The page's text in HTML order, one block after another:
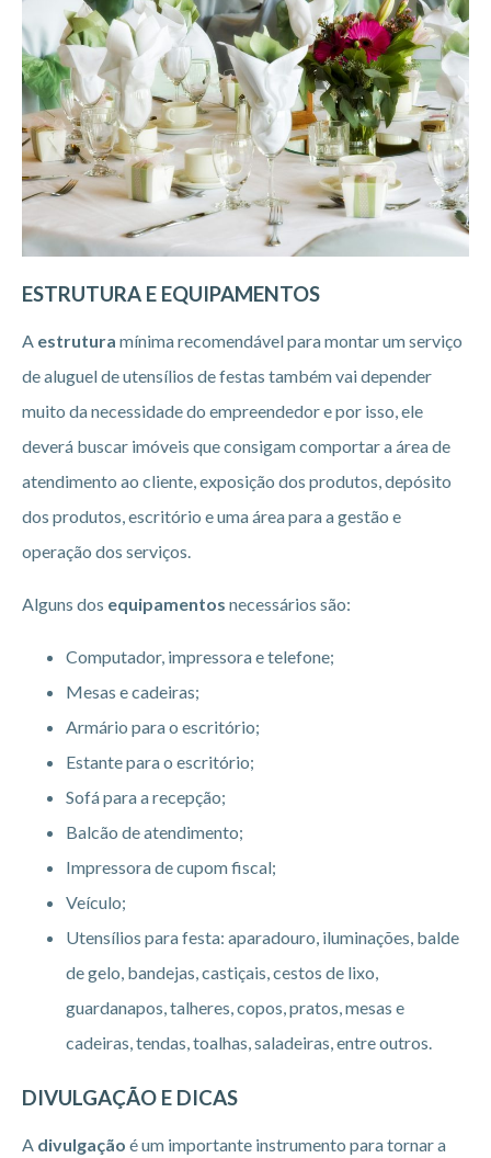
ESTRUTURA E EQUIPAMENTOS
A estrutura mínima recomendável para montar um serviço
de aluguel de utensílios de festas também vai depender
muito da necessidade do empreendedor e por isso, ele
deverá buscar imóveis que consigam comportar a área de
atendimento ao cliente, exposição dos produtos, depósito
dos produtos, escritório e uma área para a gestão e
operação dos serviços.
Alguns dos equipamentos necessários são:
Computador, impressora e telefone;
Mesas e cadeiras;
Armário para o escritório;
Estante para o escritório;
Sofá para a recepção;
Balcão de atendimento;
Impressora de cupom fiscal;
Veículo;
Utensílios para festa: aparadouro, iluminações, balde
de gelo, bandejas, castiçais, cestos de lixo,
guardanapos, talheres, copos, pratos, mesas e
cadeiras, tendas, toalhas, saladeiras, entre outros.
DIVULGAÇÃO E DICAS
A divulgação é um importante instrumento para tornar a